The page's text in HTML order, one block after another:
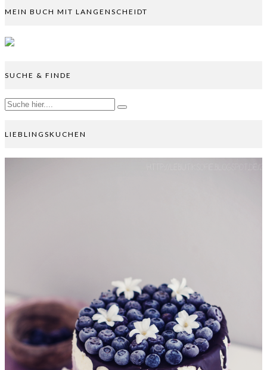
MEIN BUCH MIT LANGENSCHEIDT
SUCHE & FINDE
LIEBLINGSKUCHEN